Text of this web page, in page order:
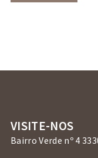
VISITE-NOS
Bairro Verde nº 4